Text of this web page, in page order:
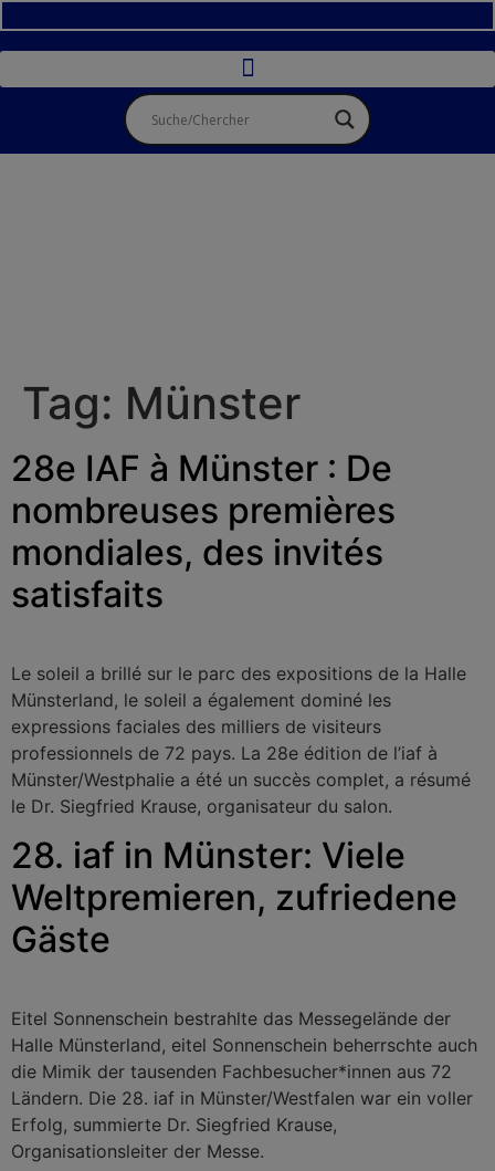
Tag: Münster
28e IAF à Münster : De
nombreuses premières
mondiales, des invités
satisfaits
Le soleil a brillé sur le parc des expositions de la Halle
Münsterland, le soleil a également dominé les
expressions faciales des milliers de visiteurs
professionnels de 72 pays. La 28e édition de l’iaf à
Münster/Westphalie a été un succès complet, a résumé
le Dr. Siegfried Krause, organisateur du salon.
28. iaf in Münster: Viele
Weltpremieren, zufriedene
Gäste
Eitel Sonnenschein bestrahlte das Messegelände der
Halle Münsterland, eitel Sonnenschein beherrschte auch
die Mimik der tausenden Fachbesucher*innen aus 72
Ländern. Die 28. iaf in Münster/Westfalen war ein voller
Erfolg, summierte Dr. Siegfried Krause,
Organisationsleiter der Messe.